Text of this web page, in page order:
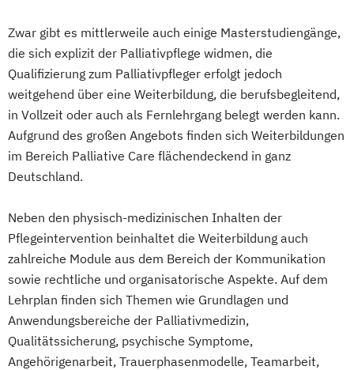
Zwar gibt es mittlerweile auch einige Masterstudiengänge,
die sich explizit der Palliativpflege widmen, die
Qualifizierung zum Palliativpfleger erfolgt jedoch
weitgehend über eine Weiterbildung, die berufsbegleitend,
in Vollzeit oder auch als Fernlehrgang belegt werden kann.
Aufgrund des großen Angebots finden sich Weiterbildungen
im Bereich Palliative Care flächendeckend in ganz
Deutschland.
Neben den physisch-medizinischen Inhalten der
Pflegeintervention beinhaltet die Weiterbildung auch
zahlreiche Module aus dem Bereich der Kommunikation
sowie rechtliche und organisatorische Aspekte. Auf dem
Lehrplan finden sich Themen wie Grundlagen und
Anwendungsbereiche der Palliativmedizin,
Qualitätssicherung, psychische Symptome,
Angehörigenarbeit, Trauerphasenmodelle, Teamarbeit,